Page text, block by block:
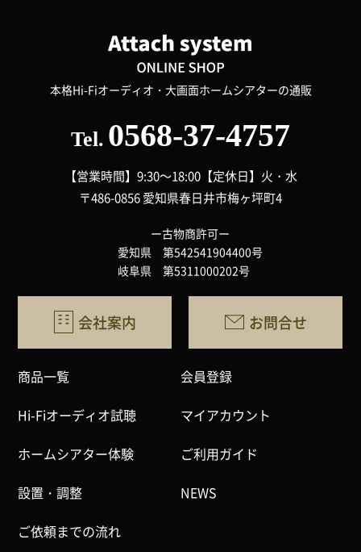
本格Hi-Fiオーディオ・大画面ホームシアターの通販
Tel. 0568-37-4757
【営業時間】9:30～18:00【定休日】火・水
〒486-0856 愛知県春日井市梅ヶ坪町4
ー古物商許可ー
愛知県 第542541904400号
岐阜県 第5311000202号
会社案内 お問合せ
商品一覧
Hi-Fiオーディオ試聴
ホームシアター体験
設置・調整
ご依頼までの流れ
会員登録
マイアカウント
ご利用ガイド
NEWS